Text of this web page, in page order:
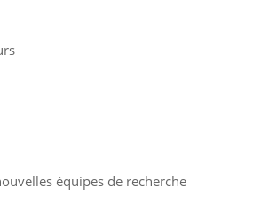
équipes de recherche